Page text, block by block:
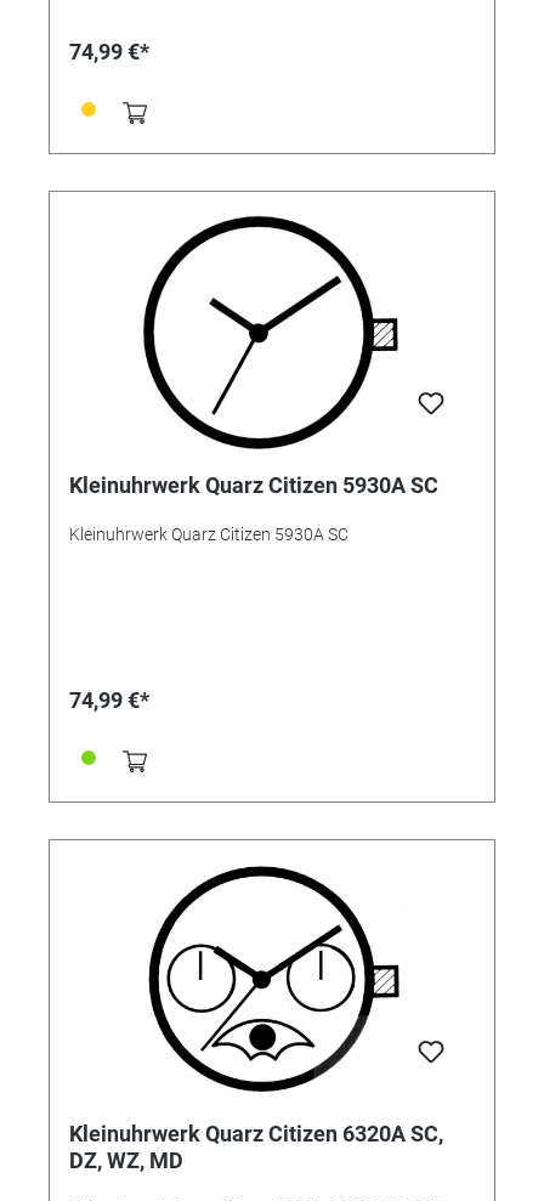
74,99 €*
Kleinuhrwerk Quarz Citizen 5930A SC
Kleinuhrwerk Quarz Citizen 5930A SC
74,99 €*
Kleinuhrwerk Quarz Citizen 6320A SC,
DZ, WZ, MD